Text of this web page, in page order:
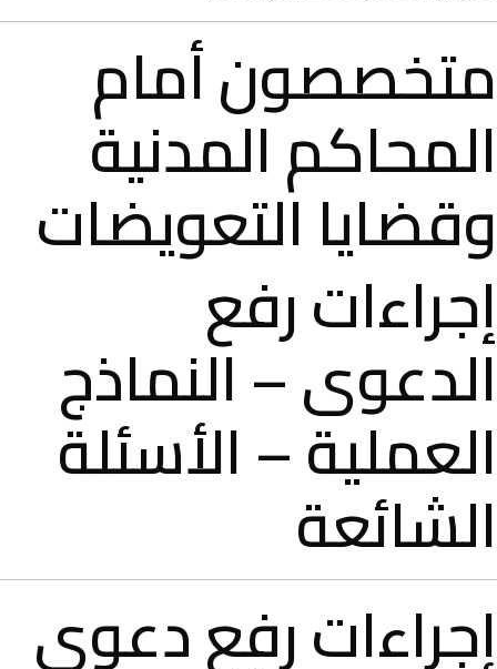
متخصصون أمام
المحاكم المدنية
وقضايا التعويضات
إجراءات رفع
الدعوى – النماذج
العملية – الأسئلة
الشائعة
إجراءات رفع دعوى